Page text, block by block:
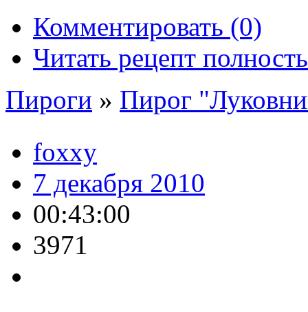
Комментировать (0)
Читать рецепт
Пироги » Пирог
foxxy
7 декабря 2010
00:43:00
3971